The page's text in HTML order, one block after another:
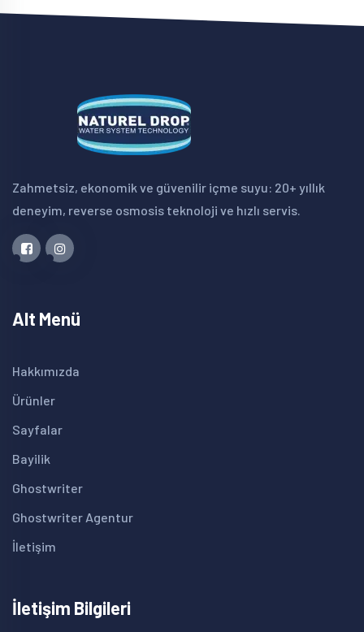
Zahmetsiz, ekonomik ve güvenilir içme suyu: 20+ yıllık
deneyim, reverse osmosis teknoloji ve hızlı servis.
Alt Menü
Hakkımızda
Ürünler
Sayfalar
Bayilik
Ghostwriter
Ghostwriter Agentur
İletişim
İletişim Bilgileri